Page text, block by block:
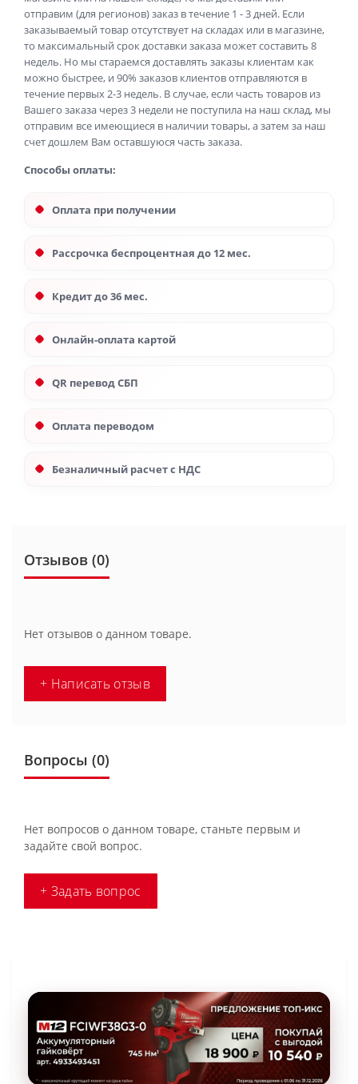
отправим (для регионов) заказ в течение 1 - 3 дней. Если
заказываемый товар отсутствует на складах или в магазине,
то максимальный срок доставки заказа может составить 8
недель. Но мы стараемся доставлять заказы клиентам как
можно быстрее, и 90% заказов клиентов отправляются в
течение первых 2-3 недель. В случае, если часть товаров из
Вашего заказа через 3 недели не поступила на наш склад, мы
отправим все имеющиеся в наличии товары, а затем за наш
счет дошлем Вам оставшуюся часть заказа.
Способы оплаты:
Оплата при получении
Рассрочка беспроцентная до 12 мес.
Кредит до 36 мес.
Онлайн-оплата картой
QR перевод СБП
Оплата переводом
Безналичный расчет с НДС
Отзывов (0)
Нет отзывов о данном товаре.
+ Написать отзыв
Вопросы (0)
Нет вопросов о данном товаре, станьте первым и
задайте свой вопрос.
+ Задать вопрос